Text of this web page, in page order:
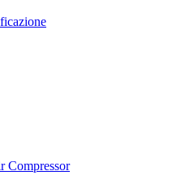
Compressor